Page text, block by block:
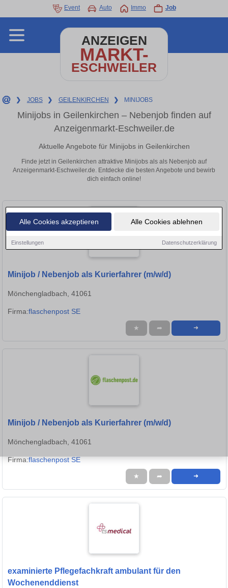
Alle Cookies akzeptieren Alle Cookies ablehnen
Einstellungen Datenschutzerklärung
Event Auto Immo Job
ANZEIGEN
MARKT-
ESCHWEILER
❯ JOBS ❯ GEILENKIRCHEN ❯ MINIJOBS
Minijobs in Geilenkirchen – Nebenjob finden auf
Anzeigenmarkt-Eschweiler.de
Aktuelle Angebote für Minijobs in Geilenkirchen
Finde jetzt in Geilenkirchen attraktive Minijobs als als Nebenjob auf
Anzeigenmarkt-Eschweiler.de. Entdecke die besten Angebote und bewirb
dich einfach online!
Minijob / Nebenjob als Kurierfahrer (m/w/d)
Mönchengladbach, 41061
Firma:flaschenpost SE
★ ➦ ➜
Minijob / Nebenjob als Kurierfahrer (m/w/d)
Mönchengladbach, 41061
Firma:flaschenpost SE
★ ➦ ➜
examinierte Pflegefachkraft ambulant für den
Wochenenddienst